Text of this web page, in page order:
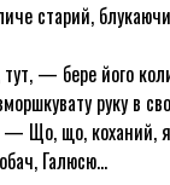
старий,
— бере його
руку в
— Що, що, коханий,
Галюсю…